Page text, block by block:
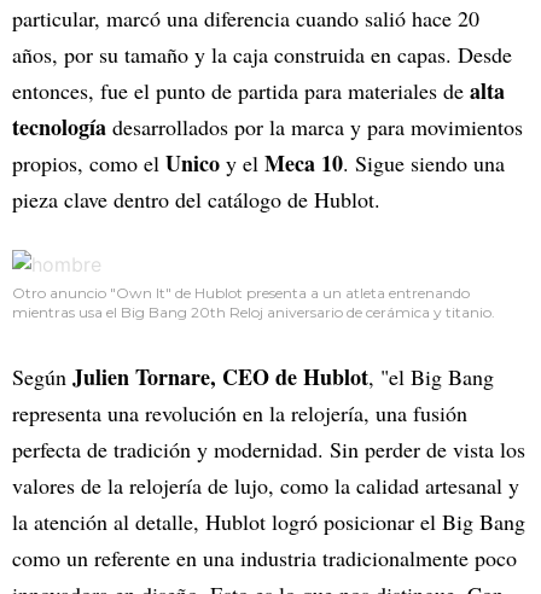
particular, marcó una diferencia cuando salió hace 20
años, por su tamaño y la caja construida en capas. Desde
entonces, fue el punto de partida para materiales de alta
tecnología desarrollados por la marca y para movimientos
propios, como el Unico y el Meca 10. Sigue siendo una
pieza clave dentro del catálogo de Hublot.
Otro anuncio "Own It" de Hublot presenta a un atleta entrenando
mientras usa el Big Bang 20th Reloj aniversario de cerámica y titanio.
Según Julien Tornare, CEO de Hublot, "el Big Bang
representa una revolución en la relojería, una fusión
perfecta de tradición y modernidad. Sin perder de vista los
valores de la relojería de lujo, como la calidad artesanal y
la atención al detalle, Hublot logró posicionar el Big Bang
como un referente en una industria tradicionalmente poco